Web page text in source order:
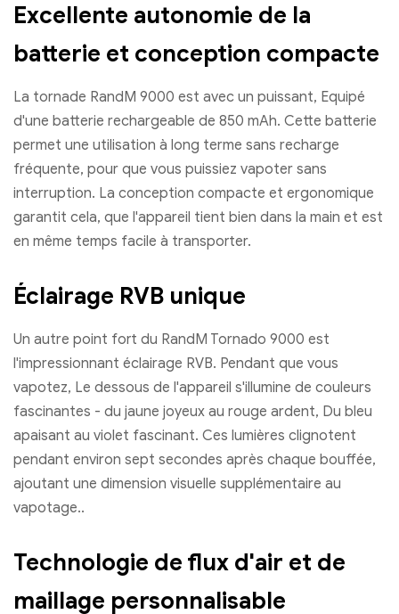
Excellente autonomie de la
batterie et conception compacte
La tornade RandM 9000 est avec un puissant, Equipé
d'une batterie rechargeable de 850 mAh. Cette batterie
permet une utilisation à long terme sans recharge
fréquente, pour que vous puissiez vapoter sans
interruption. La conception compacte et ergonomique
garantit cela, que l'appareil tient bien dans la main et est
en même temps facile à transporter.
Éclairage RVB unique
Un autre point fort du RandM Tornado 9000 est
l'impressionnant éclairage RVB. Pendant que vous
vapotez, Le dessous de l'appareil s'illumine de couleurs
fascinantes - du jaune joyeux au rouge ardent, Du bleu
apaisant au violet fascinant. Ces lumières clignotent
pendant environ sept secondes après chaque bouffée,
ajoutant une dimension visuelle supplémentaire au
vapotage..
Technologie de flux d'air et de
maillage personnalisable